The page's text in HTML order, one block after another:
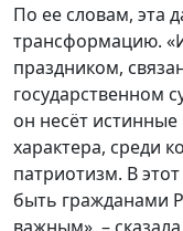
По ее словам, эта
трансформацию.
праздником,
государственном
он несёт
характера, среди
патриотизм. В
быть гражданами